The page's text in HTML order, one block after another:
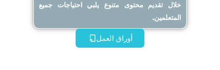
خلال تقديم محتوى متنوع يلبي احتياجات جميع
المتعلمين.
أوراق العمل